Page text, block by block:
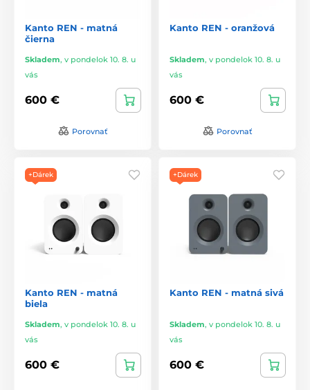
Kanto REN - matná
čierna
Skladem, v pondelok 10. 8. u
vás
600 €
Porovnať
Kanto REN - oranžová
Skladem, v pondelok 10. 8. u
vás
600 €
Porovnať
+Dárek
Kanto REN - matná
biela
Skladem, v pondelok 10. 8. u
vás
600 €
+Dárek
Kanto REN - matná sivá
Skladem, v pondelok 10. 8. u
vás
600 €